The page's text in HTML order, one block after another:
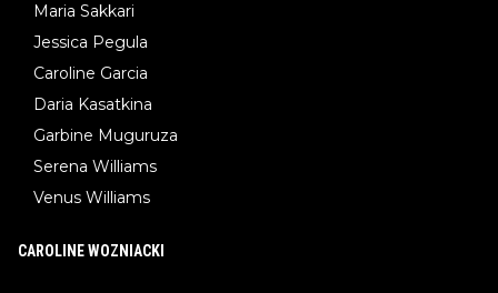
Maria Sakkari
Jessica Pegula
Caroline Garcia
Daria Kasatkina
Garbine Muguruza
Serena Williams
Venus Williams
CAROLINE WOZNIACKI